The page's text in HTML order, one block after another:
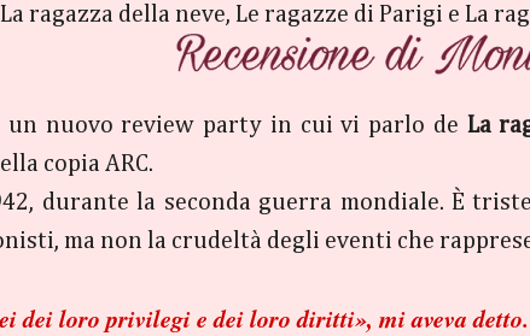
ragazza della neve, Le ragazze di Parigi e La
un nuovo review party in cui vi parlo de La
copia ARC.
durante la seconda guerra mondiale. È
ma non la crudeltà degli eventi che
dei loro privilegi e dei loro diritti», mi aveva